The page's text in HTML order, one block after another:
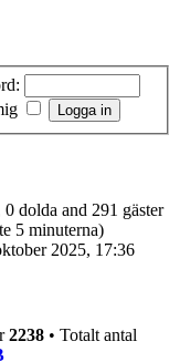
dolda and 291 gäster
5 minuterna)
2025, 17:36
2238 • Totalt antal